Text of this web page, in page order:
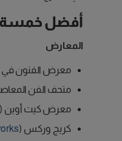
أفضل خمسة
المعارض
معرض الفنون في
متحف الفن
معرض كيت أوين (
كريج وركس (